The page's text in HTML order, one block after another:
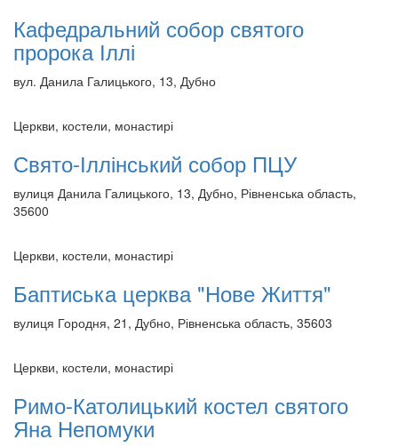
Кафедральний собор святого
пророка Іллі
вул. Данила Галицького, 13, Дубно
Церкви, костели, монастирі
Свято-Іллінський собор ПЦУ
вулиця Данила Галицького, 13, Дубно, Рівненська область,
35600
Церкви, костели, монастирі
Баптиська церква "Нове Життя"
вулиця Городня, 21, Дубно, Рівненська область, 35603
Церкви, костели, монастирі
Римо-Католицький костел святого
Яна Непомуки